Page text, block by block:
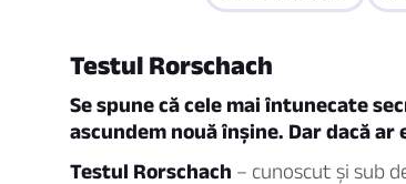
Testul Rorschach
Se spune că cele mai întunecate
ascundem nouă înșine. Dar dacă
Testul Rorschach – cunoscut și sub